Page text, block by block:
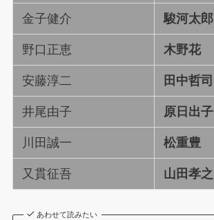
金子健介 駿河太郎
野口正恵 木野花
安藤淳二 田中哲司
井尾由子 原日出子
川田誠一 松重豊
又貫征吾 山田孝之
あわせて読みたい